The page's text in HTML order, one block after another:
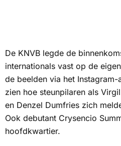
De KNVB legde de
internationals vast op de
de beelden via het
zien hoe steunpilaren als
en Denzel Dumfries zich
Ook debutant Crysencio
hoofdkwartier.